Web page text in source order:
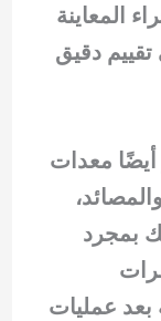
المعاينة
دقيق
أيضًا معدات
بمجرد
بعد عمليات